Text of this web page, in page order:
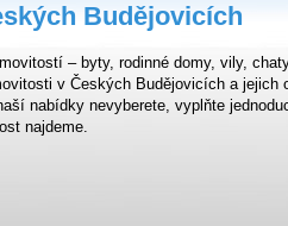
Budějovicích
– byty, rodinné domy, vily,
v Českých Budějovicích a jejich
nabídky nevyberete, vyplňte
najdeme.